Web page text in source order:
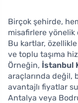
Birçok şehirde,
misafirlere yönelik
Bu kartlar,
ve toplu taşıma
Örneğin, İstanbul
araçlarında değil,
avantajlı fiyatlar
Antalya veya